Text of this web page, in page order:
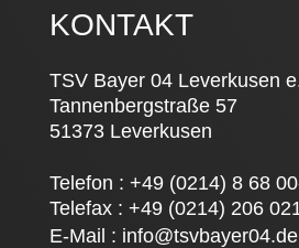
KONTAKT
TSV Bayer 04 Leverkusen
Tannenbergstraße 57
51373 Leverkusen
Telefon : +49 (0214) 8 68
Telefax : +49 (0214) 206
E-Mail : info@tsvbayer04.de